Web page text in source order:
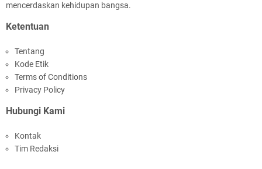
mencerdaskan kehidupan bangsa.
Ketentuan
Tentang
Kode Etik
Terms of Conditions
Privacy Policy
Hubungi Kami
Kontak
Tim Redaksi